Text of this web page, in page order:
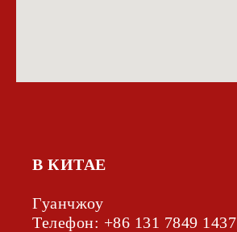
В КИТАЕ
Гуанчжоу
Телефон: +86 131 7849 1437‬